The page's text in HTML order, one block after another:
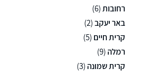
רחובות(6)
באר יעקב(2)
קרית חיים (5)
רמלה (9)
קרית שמונה (3)